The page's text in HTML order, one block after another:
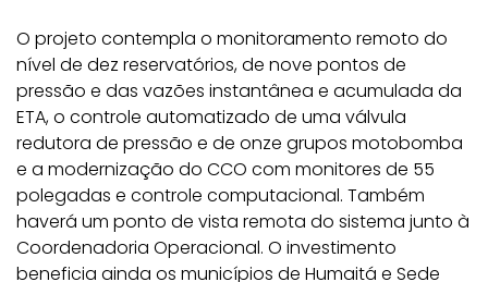
O projeto contempla o monitoramento remoto do
nível de dez reservatórios, de nove pontos de
pressão e das vazões instantânea e acumulada da
ETA, o controle automatizado de uma válvula
redutora de pressão e de onze grupos motobomba
e a modernização do CCO com monitores de 55
polegadas e controle computacional. Também
haverá um ponto de vista remota do sistema junto à
Coordenadoria Operacional. O investimento
beneficia ainda os municípios de Humaitá e Sede